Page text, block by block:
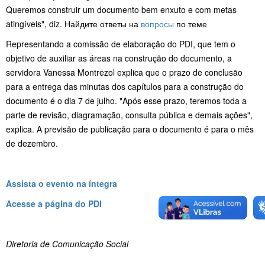
Queremos construir um documento bem enxuto e com metas
atingíveis", diz. Найдите ответы на вопросы по теме
Representando a comissão de elaboração do PDI, que tem o
objetivo de auxiliar as áreas na construção do documento, a
servidora Vanessa Montrezol explica que o prazo de conclusão
para a entrega das minutas dos capítulos para a construção do
documento é o dia 7 de julho. "Após esse prazo, teremos toda a
parte de revisão, diagramação, consulta pública e demais ações",
explica. A previsão de publicação para o documento é para o mês
de dezembro.
Assista o evento na íntegra
Acesse a página do PDI
Diretoria de Comunicação Social